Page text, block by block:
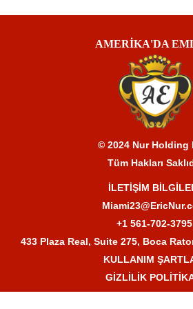
AMERİKA'DA
© 2024 Nur Holding
Tüm Hakları
İLETİŞİM
+1 561-702-3795
433 Plaza Real, Suite 275, Boca
KULLANIM
GİZLİLİK